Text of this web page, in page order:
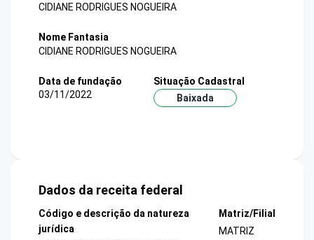
CIDIANE RODRIGUES NOGUEIRA
Nome Fantasia
CIDIANE RODRIGUES NOGUEIRA
Data de fundação
03/11/2022
Situação Cadastral
Baixada
Dados da receita federal
Código e descrição da natureza
jurídica
Matriz/Filial
MATRIZ